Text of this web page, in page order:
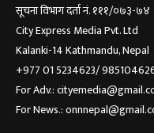
सूचना विभाग दर्ता नं. १११/०७३-७४
City Express Media Pvt. Ltd
Kalanki-14 Kathmandu, Nepal
+977 01 5234623/
For Adv.:
For News.: